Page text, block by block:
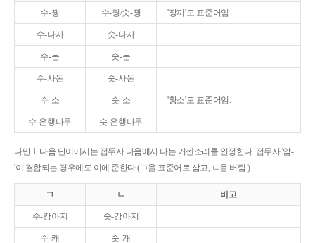
수-꿩 수-퀑/숫-꿩 '장끼'도 표준어임.
수-나사 숫-나사
수-놈 숫-놈
수-사돈 숫-사돈
수-소 숫-소 '황소'도 표준어임.
수-은행나무 숫-은행나무
다만 1. 다음 단어에서는 접두사 다음에서 나는 거센소리를 인정한다. 접두사 '암-
'이 결합되는 경우에도 이에 준한다.(ㄱ을 표준어로 삼고, ㄴ을 버림.)
ㄱ ㄴ 비고
수-캉아지 숫-강아지
수-캐 숫-개